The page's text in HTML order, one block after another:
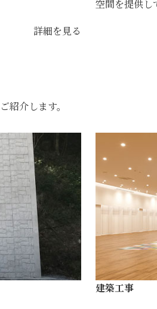
詳細を見る
空間を提供し
紹介します。
建築工事